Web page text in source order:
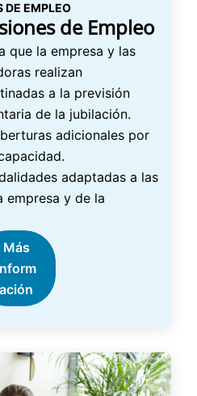
DE EMPLEO
de Empleo
que la empresa y las
realizan
a la previsión
de la jubilación.
adicionales por
adaptadas a las
empresa y de la
Más
ación